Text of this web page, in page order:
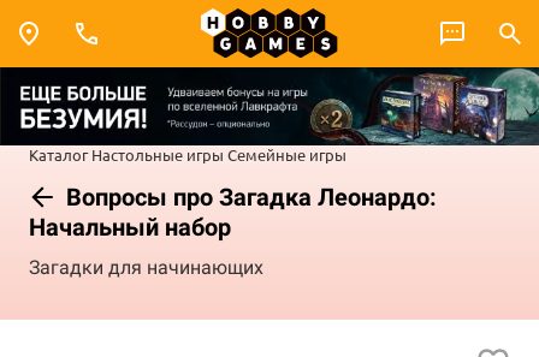
Каталог Настольные игры Семейные игры
Вопросы про Загадка Леонардо:
Начальный набор
Загадки для начинающих